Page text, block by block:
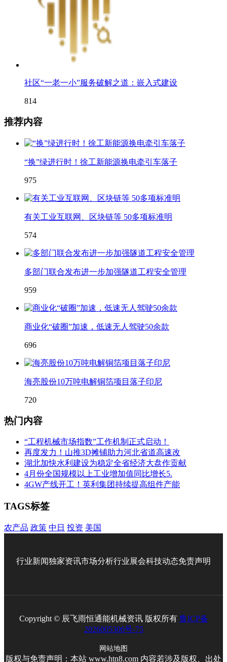
社区“一老一小”服务破解之道：嵌入式建设
814
推荐内容
“换”绿进行时！徐工新能源换电牵引车落子
975
有关工业互联网、区块链等 50多项标准明
574
多部门联合发布进一步加强隧道工程安全管理
959
商业化“破圈”加速，低速无人驾驶50余款
696
海亮股份10万吨电解铜箔项目落子印尼
720
热门内容
“工程机械市场指数”工作机制正式启动！
再度发力！山推3D摊铺助力河北省道高速改
湖北加快水利建设为稳定全省经济大盘作贡献
4月份全国规模以上工业增加值同比增长5.
4GW产线开工！英利集团持续提高组件产能
TAGS标签
农产品 政策 中日 投资 美国
行业新闻独家资讯市场分析行业展会科技动态免责声明
Copyright © 辰飞雨恒通能机械资讯 版权所有 鲁ICP备
2026005306号-75
网站地图
版权与免责声明：本站 www.htn8.com 内容若涉及版权、出处